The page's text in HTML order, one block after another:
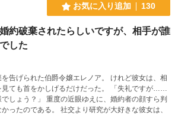
お気に入り追加 130
約破棄されたらしいですが、相手が誰
した
げられた伯爵令嬢エレノア。 けれど彼女は、相
も首をかしげるだけだった。 「失礼ですが……
度の近眼ゆえに、婚約者の顔すら判
る。 社交より研究が大好きな彼女は、